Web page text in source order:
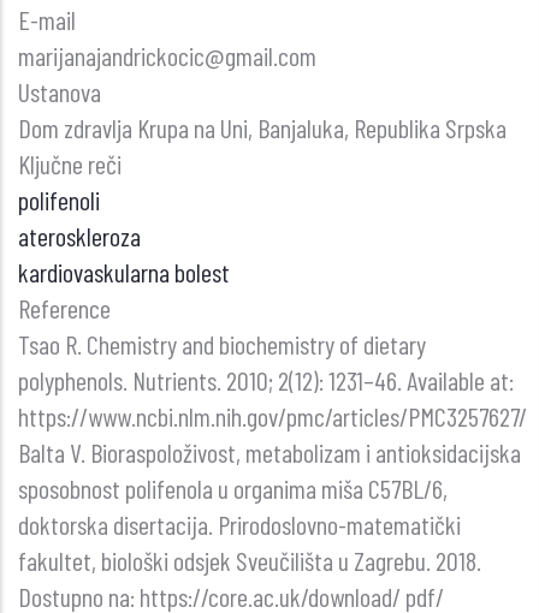
E-mail
marijanajandrickocic@gmail.com
Ustanova
Dom zdravlja Krupa na Uni, Banjaluka, Republika Srpska
Ključne reči
polifenoli
ateroskleroza
kardiovaskularna bolest
Reference
Tsao R. Chemistry and biochemistry of dietary
polyphenols. Nutrients. 2010; 2(12): 1231–46. Available at:
https://www.ncbi.nlm.nih.gov/pmc/articles/PMC3257627/
Balta V. Bioraspoloživost, metabolizam i antioksidacijska
sposobnost polifenola u organima miša C57BL/6,
doktorska disertacija. Prirodoslovno-matematički
fakultet, biološki odsjek Sveučilišta u Zagrebu. 2018.
Dostupno na: https://core.ac.uk/download/ pdf/